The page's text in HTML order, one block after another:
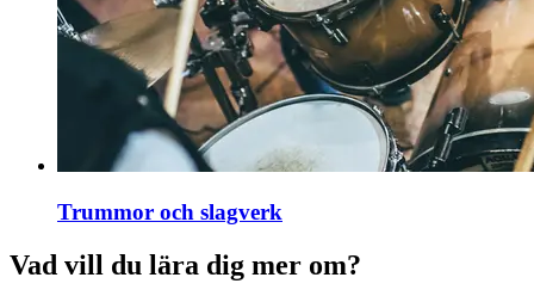
Trummor och slagverk
Vad vill du lära dig mer om?